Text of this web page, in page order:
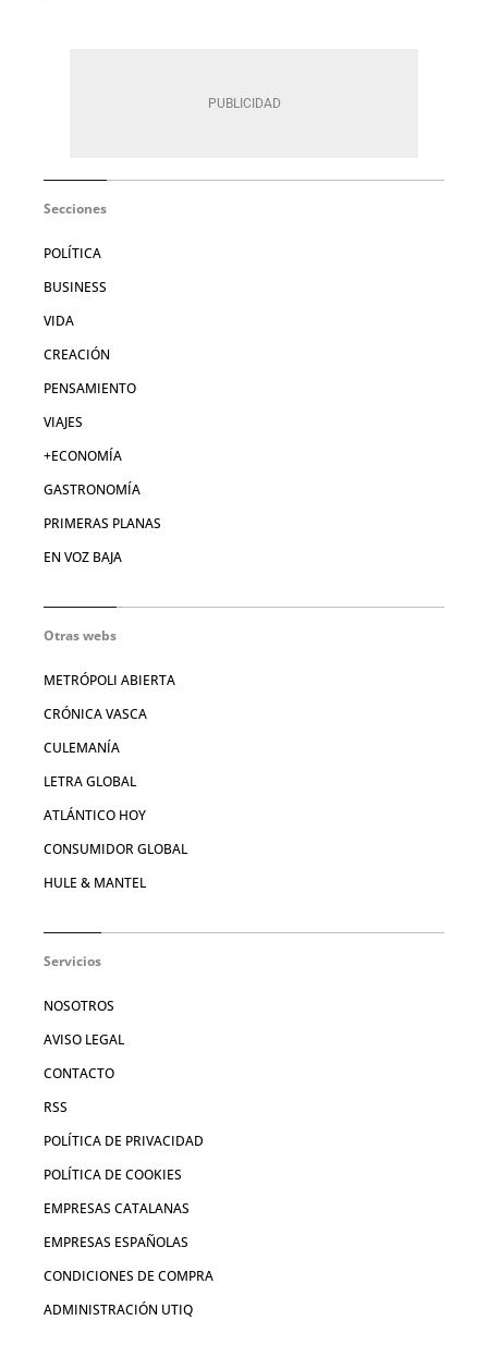
Secciones
POLÍTICA
BUSINESS
VIDA
CREACIÓN
PENSAMIENTO
VIAJES
+ECONOMÍA
GASTRONOMÍA
PRIMERAS PLANAS
EN VOZ BAJA
Otras webs
METRÓPOLI ABIERTA
CRÓNICA VASCA
CULEMANÍA
LETRA GLOBAL
ATLÁNTICO HOY
CONSUMIDOR GLOBAL
HULE & MANTEL
Servicios
NOSOTROS
AVISO LEGAL
CONTACTO
RSS
POLÍTICA DE PRIVACIDAD
POLÍTICA DE COOKIES
EMPRESAS CATALANAS
EMPRESAS ESPAÑOLAS
CONDICIONES DE COMPRA
ADMINISTRACIÓN UTIQ